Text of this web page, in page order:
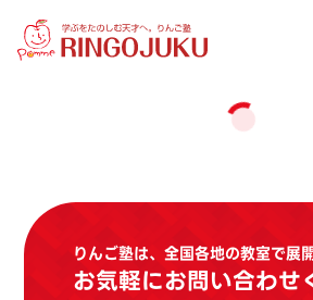
りんご塾は、全国各地の教室で展
お気軽にお問い合わせ